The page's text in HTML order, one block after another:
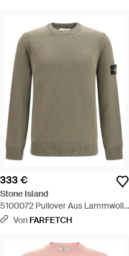
333 €
Stone Island
5100072 Pullover Aus Lammwolle
- Grün
Von FARFETCH